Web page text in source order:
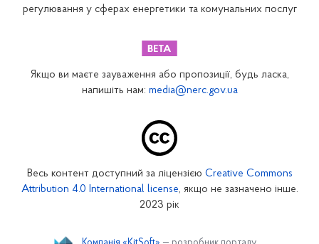
регулювання у сферах енергетики та комунальних послуг
Якщо ви маєте зауваження або пропозиції, будь ласка,
напишіть нам: media@nerc.gov.ua
Весь контент доступний за ліцензією Creative Commons
Attribution 4.0 International license, якщо не зазначено інше.
2023 рік